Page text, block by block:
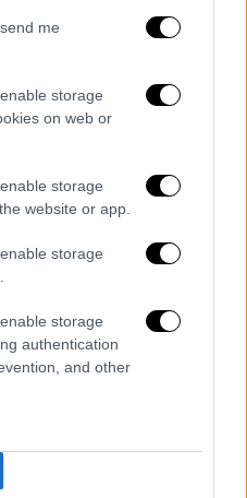
me
storage
on web or
storage
website or app.
storage
storage
authentication
and other
Ένας 19χρονος
Τσιτσιπά με 6-4, 6-2
μία ημέρα μετά
από το διπλό
Τένις
Open